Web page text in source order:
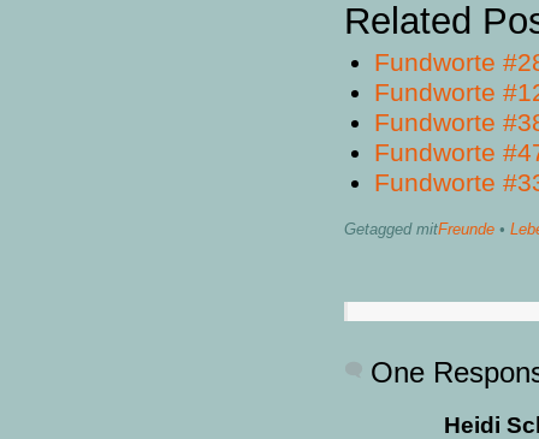
Related
Fundworte
Fundworte
Fundworte
Fundworte
Fundworte
Getagged mitFreunde •
One
Heidi